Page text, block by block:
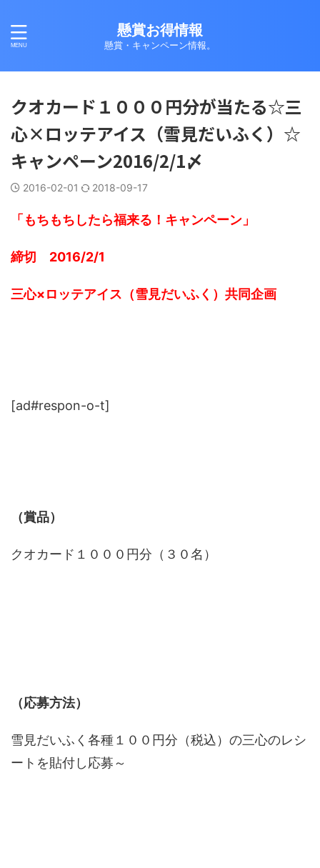
懸賞お得情報
懸賞・キャンペーン情報。
クオカード１０００円分が当たる☆三
心×ロッテアイス（雪見だいふく）☆
キャンペーン2016/2/1〆
2016-02-01 2018-09-17
「もちもちしたら福来る！キャンペーン」
締切 2016/2/1
三心×ロッテアイス（雪見だいふく）共同企画
[ad#respon-o-t]
（賞品）
クオカード１０００円分（３０名）
（応募方法）
雪見だいふく各種１００円分（税込）の三心のレシ
ートを貼付し応募～